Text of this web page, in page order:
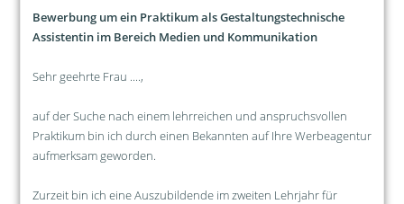
Bewerbung um ein Praktikum als Gestaltungstechnische
Assistentin im Bereich Medien und Kommunikation
Sehr geehrte Frau ....,
auf der Suche nach einem lehrreichen und anspruchsvollen
Praktikum bin ich durch einen Bekannten auf Ihre Werbeagentur
aufmerksam geworden.
Zurzeit bin ich eine Auszubildende im zweiten Lehrjahr für